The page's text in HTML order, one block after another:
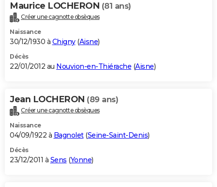
Maurice LOCHERON (81 ans)
Créer une cagnotte obsèques
Naissance
30/12/1930 à Chigny(Aisne)
Décès
22/01/2012 au Nouvion-en-Thiérache (Aisne)
Jean LOCHERON (89 ans)
Créer une cagnotte obsèques
Naissance
04/09/1922 à Bagnolet(Seine-Saint-Denis)
Décès
23/12/2011 à Sens (Yonne)